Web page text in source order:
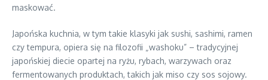
maskować.
Japońska kuchnia, w tym takie klasyki jak sushi, sashimi, ramen
czy tempura, opiera się na filozofii „washoku” – tradycyjnej
japońskiej diecie opartej na ryżu, rybach, warzywach oraz
fermentowanych produktach, takich jak miso czy sos sojowy.